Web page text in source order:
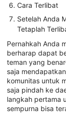
Cara Terlibat
Setelah Anda
Tetaplah
Pernahkah Anda
berharap dapat
teman yang
saja
komunitas untuk
saja pindah ke
langkah pertama
sempurna bisa